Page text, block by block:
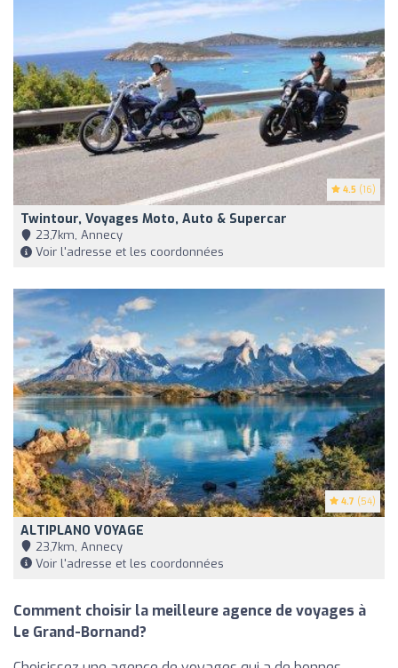
4.5 (16)
Twintour, Voyages Moto, Auto & Supercar
23,7km, Annecy
Voir l'adresse et les coordonnées
4.7 (54)
ALTIPLANO VOYAGE
23,7km, Annecy
Voir l'adresse et les coordonnées
Comment choisir la meilleure agence de voyages à
Le Grand-Bornand?